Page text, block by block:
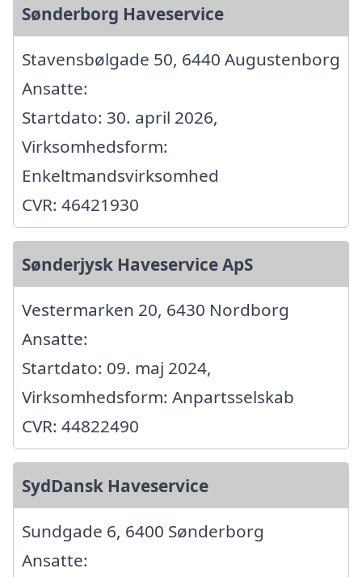
Sønderborg Haveservice
Stavensbølgade 50, 6440 Augustenborg
Ansatte:
Startdato: 30. april 2026,
Virksomhedsform:
Enkeltmandsvirksomhed
CVR: 46421930
Sønderjysk Haveservice ApS
Vestermarken 20, 6430 Nordborg
Ansatte:
Startdato: 09. maj 2024,
Virksomhedsform: Anpartsselskab
CVR: 44822490
SydDansk Haveservice
Sundgade 6, 6400 Sønderborg
Ansatte: